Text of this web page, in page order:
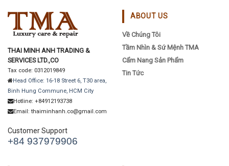
THAI MINH ANH TRADING &
SERVICES LTD.,CO
Tax code: 0312019849
Head Office: 16-18 Street 6, T30 area,
Binh Hung Commune, HCM City
Hotline: +84912193738
Email: thaiminhanh.co@gmail.com
Customer Support
+84 937979906
ABOUT US
Về Chúng Tôi
Tầm Nhìn & Sứ Mệnh TMA
Cẩm Nang Sản Phẩm
Tin Tức